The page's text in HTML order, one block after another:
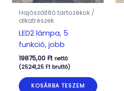
Hajószállító tartozékok /
alkatrészek
LED2 lámpa, 5
funkció, jobb
19875,00 Ft nettó
(25241,25 Ftbruttó)
KOSÁRBA TESZEM